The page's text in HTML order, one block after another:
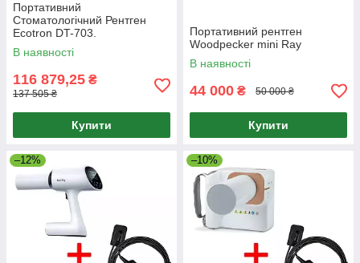
Портативний
Стоматологічний Рентген
Ecotron DT-703.
В наявності
116 879,25 ₴
137 505 ₴
Купити
Портативний рентген
Woodpecker mini Ray
В наявності
44 000 ₴ 50 000 ₴
Купити
–12% –10%